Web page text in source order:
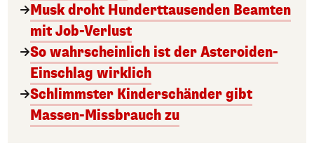
Musk droht Hunderttausenden Beamten
mit Job-Verlust
So wahrscheinlich ist der Asteroiden-
Einschlag wirklich
Schlimmster Kinderschänder gibt
Massen-Missbrauch zu